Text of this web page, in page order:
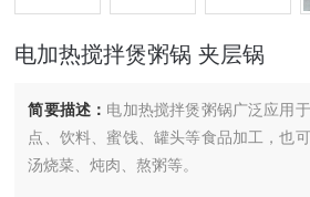
电加热搅拌煲粥锅 夹层锅
简要描述： 电加热搅拌煲粥锅广泛应用
点、饮料、蜜饯、罐头等食品加工，也
汤烧菜、炖肉、熬粥等。